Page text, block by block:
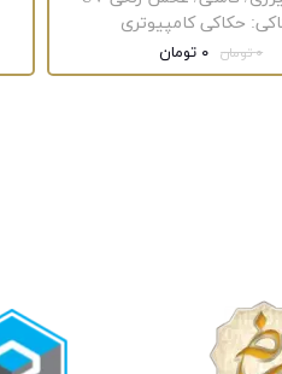
: حکاکی کامپیوتری
۰ تومان ۰ تومان